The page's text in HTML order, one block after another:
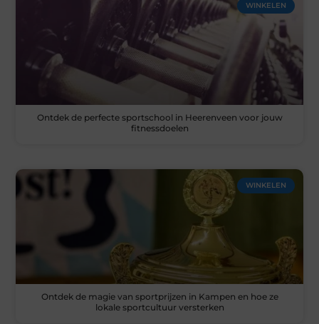
WINKELEN
Ontdek de perfecte sportschool in Heerenveen voor jouw
fitnessdoelen
WINKELEN
Ontdek de magie van sportprijzen in Kampen en hoe ze
lokale sportcultuur versterken